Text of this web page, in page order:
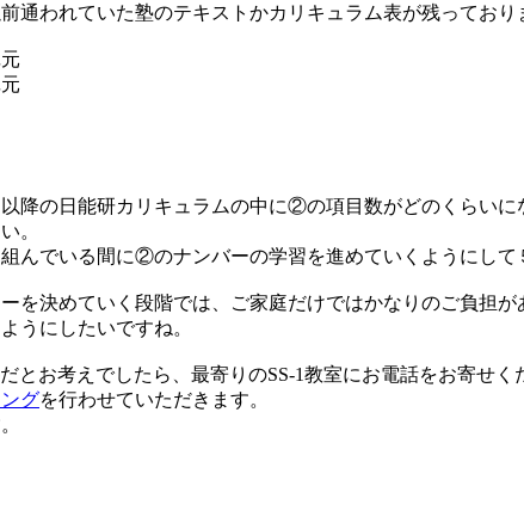
通われていた塾のテキストかカリキュラム表が残っており
降の日能研カリキュラムの中に②の項目数がどのくらいに
。
んでいる間に②のナンバーの学習を進めていくようにして
を決めていく段階では、ご家庭だけではかなりのご負担
うにしたいですね。
とお考えでしたら、最寄りのSS-1教室にお電話をお寄せく
グを行わせていただきます。